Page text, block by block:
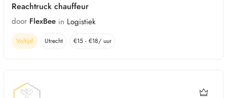
Reachtruck chauffeur
door FlexBee in Logistiek
Voltijd Utrecht €15 - €18/ uur